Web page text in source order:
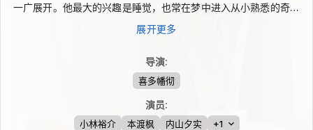
一广展开。他最大的兴趣是睡觉，也常在梦中进入从小熟悉的奇妙
异世界，体验充满冒险的旅程。一次，他与结识的精灵少女探索古
代遗迹，却意外遭遇魔导龙，被龙息吞没。醒来后，一广发现本不
展开更多
导演:
喜多幡彻
演员:
小林裕介 本渡枫 内山夕实 +1